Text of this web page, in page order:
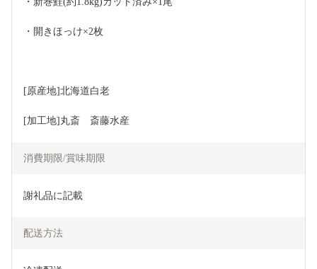
・開きほっけ×2枚
[原産地]北海道白老
[加工地]丸斎　斎藤水産
消費期限/賞味期限
謝礼品に記載
配送方法